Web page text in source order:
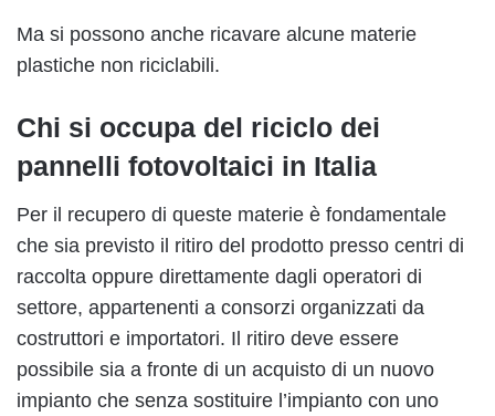
Ma si possono anche ricavare alcune materie
plastiche non riciclabili.
Chi si occupa del riciclo dei
pannelli fotovoltaici in Italia
Per il recupero di queste materie è fondamentale
che sia previsto il ritiro del prodotto presso centri di
raccolta oppure direttamente dagli operatori di
settore, appartenenti a consorzi organizzati da
costruttori e importatori. Il ritiro deve essere
possibile sia a fronte di un acquisto di un nuovo
impianto che senza sostituire l’impianto con uno